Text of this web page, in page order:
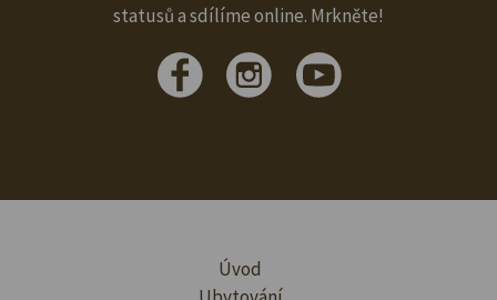
statusů a sdílíme online. Mrkněte!
Úvod